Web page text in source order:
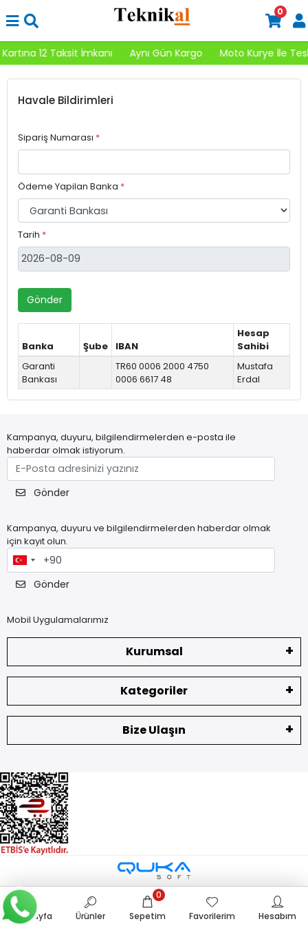
12 Taksit İmkanı Aynı Gün Kargo Moto Kurye İle
0
Havale Bildirimleri
Sipariş Numarası *
Ödeme Yapilan Banka *
Tarih *
Gönder
Banka Şube IBAN
Hesap
Sahibi
Garanti
Bankası
TR60 0006 2000 4750
0006 6617 48
Mustafa
Erdal
Kampanya, duyuru, bilgilendirmelerden e-posta ile
haberdar olmak istiyorum.
Gönder
Kampanya, duyuru ve bilgilendirmelerden haberdar olmak
için kayıt olun.
Gönder
Mobil Uygulamalarımız
Kurumsal
Kategoriler
Bize Ulaşın
Anasayfa Ürünler Sepetim
0
Favorilerim
Hesabım